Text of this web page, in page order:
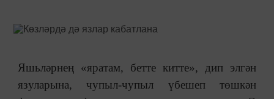
Яшьләрнең «яратам, бетте китте», дип элгән
язуларына, чупыл-чупыл үбешеп төшкән